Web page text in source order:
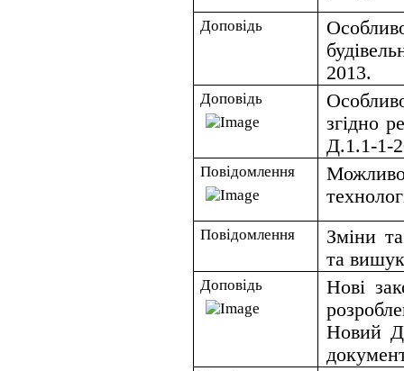
Доповідь
2013.
Доповідь
згідно
Д.1.1-1-
Повідомлення
Повідомлення
Зміни
та
Доповідь
Нові
Новий